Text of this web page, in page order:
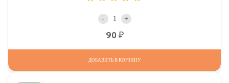
- +
90
ДОБАВИТЬ В КОРЗИНУ